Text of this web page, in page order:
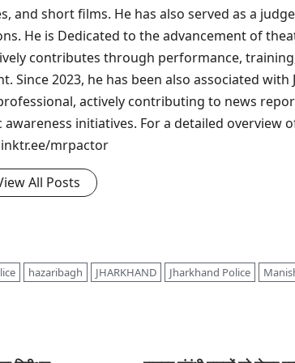
and short films. He has also served as a
He is Dedicated to the advancement of
contributes through performance,
Since 2023, he has been also associated with
actively contributing to news
initiatives. For a detailed overview
mrpactor
All Posts
hazaribagh JHARKHAND Jharkhand Police